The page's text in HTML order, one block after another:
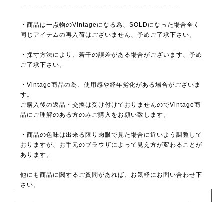
----------------------------------------------------------------
・商品は一点物のVintageになる為、SOLDになった場合全く
同じアイテムの再入荷はございません、予めご了承下さい。
・採寸方法により、若干の誤差がある場合がございます、予め
ご了承下さい。
・Vintage商品の為、使用感や経年劣化がある場合がございま
す。
ご購入後の返品・交換は受け付けておりませんのでVintage商
品にご理解のある方のみご購入をお願い致します。
・商品の色味は出来る限り肉眼で見た場合に近いよう調整して
おりますが、お手元のブラウザによって見え方が変わることが
あります。
他にも商品に関するご質問があれば、お気軽にお問い合わせ下
さい。